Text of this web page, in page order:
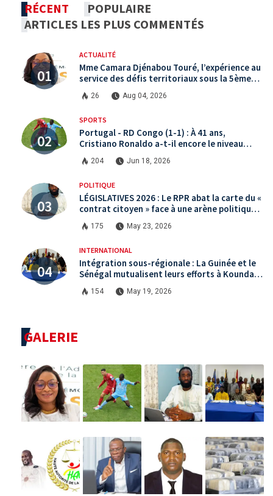
RÉCENT
POPULAIRE
ARTICLES LES PLUS COMMENTÉS
ACTUALITÉ
Mme Camara Djénabou Touré, l’expérience au
service des défis territoriaux sous la 5ème
République
26 Aug 04, 2026
SPORTS
Portugal - RD Congo (1-1) : À 41 ans,
Cristiano Ronaldo a-t-il encore le niveau
international ?
204 Jun 18, 2026
POLITIQUE
LÉGISLATIVES 2026 : Le RPR abat la carte du «
contrat citoyen » face à une arène politique
saturée.
175 May 23, 2026
INTERNATIONAL
Intégration sous-régionale : La Guinée et le
Sénégal mutualisent leurs efforts à Koundara
via le programme RéZo
154 May 19, 2026
GALERIE